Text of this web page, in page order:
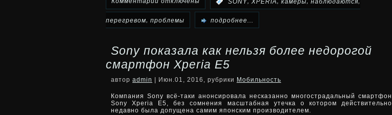
F8331
записи
камеры
Xperia
X
перегревом проблемы подробнее...
Sony показала как нельзя более недорогой
смартфон Xperia E5
автор admin | Июн.01, 2016, рубрики Мобильность
Компания Sony всё-таки анонсировала несказанно многострадальный смартфон
Sony Xperia E5, без сомнения масштабная утечка о котором действительно
недавно была допущена самим японским производителем.